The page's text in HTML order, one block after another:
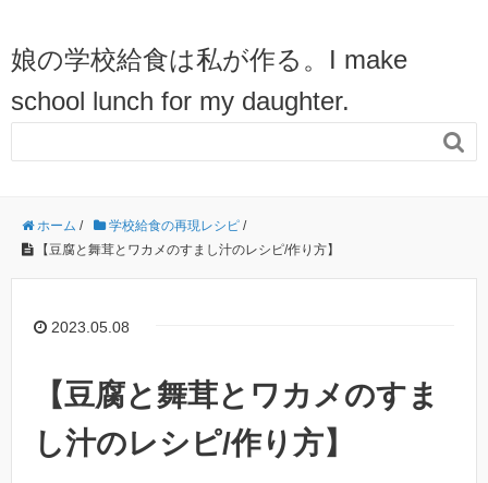
娘の学校給食は私が作る。I make
school lunch for my daughter.

ホーム / 学校給食の再現レシピ /
【豆腐と舞茸とワカメのすまし汁のレシピ/作り方】
2023.05.08
【豆腐と舞茸とワカメのすま
し汁のレシピ/作り方】